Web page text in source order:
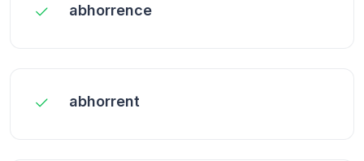
abhorrence
abhorrent